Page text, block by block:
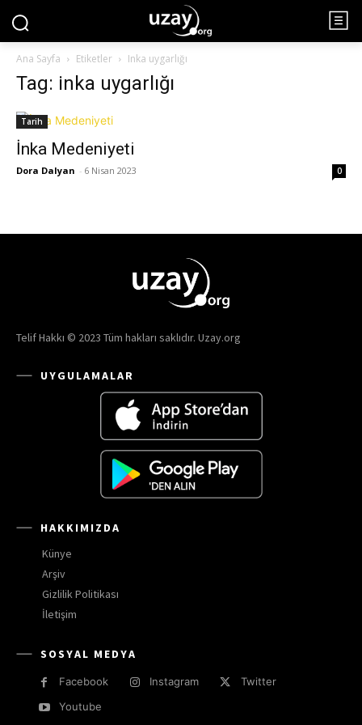
Ana Sayfa Etiketler Inka uygarlığı
Tag: inka uygarlığı
Tarih
İnka Medeniyeti
Dora Dalyan - 6 Nisan 2023 0
Telif Hakkı © 2023 Tüm hakları saklıdır. Uzay.org
UYGULAMALAR
HAKKIMIZDA
Künye
Arşiv
Gizlilik Politikası
İletişim
SOSYAL MEDYA
Facebook Instagram
Twitter
Youtube